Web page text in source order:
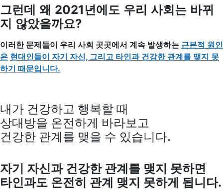
그런데 왜 2021년에도 우리 사회는 바뀌
지 않았을까요?
이러한 문제들이 우리 사회 곳곳에서 계속 발생하는 근본적 원인
은 현대인들이 자기 자신, 그리고 타인과 건강한 관계를 맺지 못
하기 때문입니다.
내가 건강하고 행복할 때
상대방을 온전하게 바라보고
건강한 관계를 맺을 수 있습니다.
자기 자신과 건강한 관계를 맺지 못하면
타인과도 온전히 관계 맺지 못하게 됩니다.